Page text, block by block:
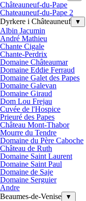
Châteauneuf-du-Pape
Chateauneuf-du-Pape 2
Dyrkere i Châteauneuf
▼
Albin Jacumin
André Mathieu
Chante Cigale
Chante-Perdrix
Domaine Châteaumar
Domaine Eddie Ferraud
Domaine Galet des Papes
Domaine Galevan
Domaine Giraud
Dom Lou Frejau
Cuvée de l'Hospice
Prieuré des Papes
Château Mont-Thabor
Mourre du Tendre
Domaine du Père Caboche
Château de Ruth
Domaine Saint Laurent
Domaine Saint Paul
Domaine de Saje
Domaine Serguier
Andre
Beaumes-de-Venise
▼